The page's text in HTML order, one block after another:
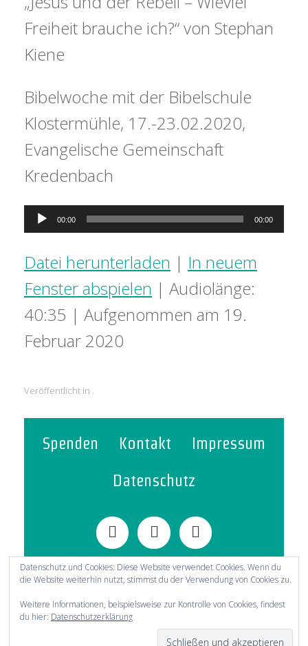
Freiheit brauche ich?“ von Stephan
Kiene
Bibelwoche mit der Bibelschule
Klostermühle, 17.-23.02.2020,
Evangelische Gemeinschaft
Kredenbach
Audio-
00:00 00:00
Datei herunterladen | In neuem
Fenster abspielen | Audiolänge:
40:35 | Aufgenommen am 19.
Februar 2020
Veröffentlicht in .
Spenden Kontakt
Impressum
Datenschutz
© 2021-2025 Evangelische Gemeinschaft
Kredenbach
Datenschutz und Cookies: Diese Website verwendet Cookies. Wenn du
die Website weiterhin nutzt, stimmst du der Verwendung von Cookies zu.
Weitere Informationen, beispielsweise zur Kontrolle von Cookies, findest
du hier: Datenschutzerklärung